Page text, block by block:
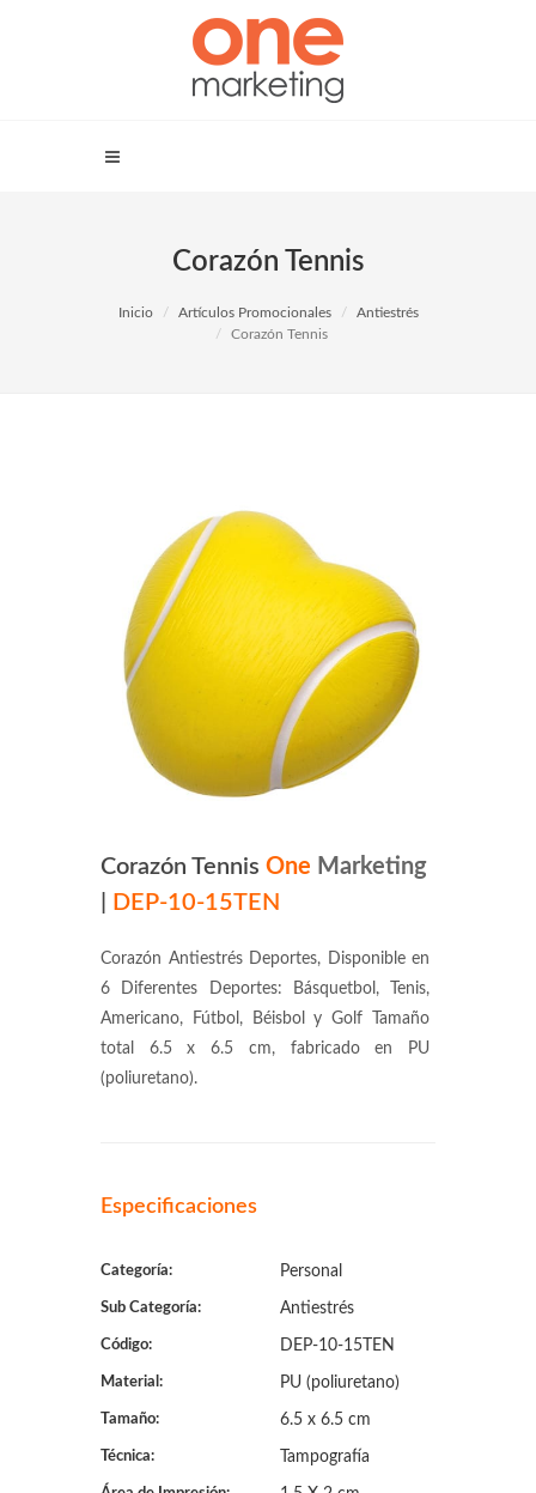
Corazón Tennis
Inicio Artículos Promocionales
Antiestrés
Corazón Tennis
Corazón Tennis One Marketing
DEP-10-15TEN
Corazón Antiestrés Deportes, Disponible en
6 Diferentes Deportes: Básquetbol, Tenis,
Americano, Fútbol, Béisbol y Golf Tamaño
total 6.5 x 6.5 cm, fabricado en PU
(poliuretano).
Especificaciones
Categoría: Personal
Sub Categoría: Antiestrés
Código: DEP-10-15TEN
Material: PU (poliuretano)
Tamaño: 6.5 x 6.5 cm
Técnica: Tampografía